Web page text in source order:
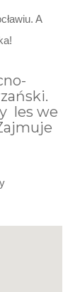
A
les we